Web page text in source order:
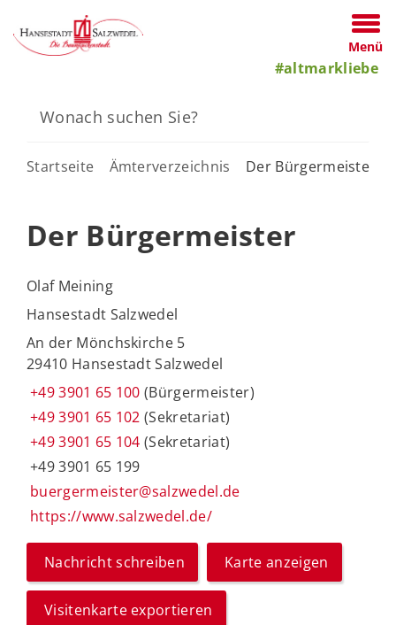
Menü
#altmarkliebe
Startseite Ämterverzeichnis Der Bürgermeister
Der Bürgermeister
Olaf Meining
Hansestadt Salzwedel
An der Mönchskirche 5
29410 Hansestadt Salzwedel
+49 3901 65 100 (Bürgermeister)
+49 3901 65 102 (Sekretariat)
+49 3901 65 104 (Sekretariat)
+49 3901 65 199
buergermeister@salzwedel.de
https://www.salzwedel.de/
Nachricht schreiben Karte anzeigen
Visitenkarte exportieren